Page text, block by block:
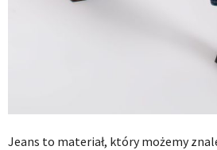
Jeans to materiał, który możemy